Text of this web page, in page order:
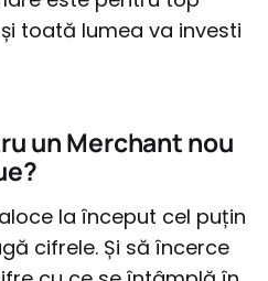
toată lumea va investi
un Merchant nou
la început cel puțin
cifrele. Și să încerce